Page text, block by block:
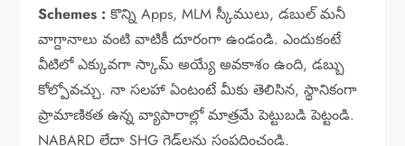
Schemes : కొన్ని Apps, MLM స్కీములు, డబుల్ మనీ
వాగ్దానాలు వంటి వాటికీ దూరంగా ఉండండి. ఎందుకంటే
వీటిలో ఎక్కువగా స్కామ్ అయ్యే అవకాశం ఉంది, డబ్బు
కోల్పోవచ్చు. నా సలహా ఏంటంటే మీకు తెలిసిన, స్థానికంగా
ప్రామాణికత ఉన్న వ్యాపారాల్లో మాత్రమే పెట్టుబడి పెట్టండి.
NABARD లేదా SHG గైడ్‌లను సంప్రదించండి.